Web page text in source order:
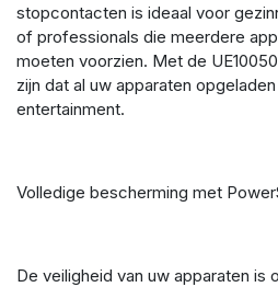
stopcontacten is ideaal voor
of professionals die meerdere
moeten voorzien. Met de
zijn dat al uw apparaten
entertainment.
Volledige bescherming met
De veiligheid van uw apparaten is